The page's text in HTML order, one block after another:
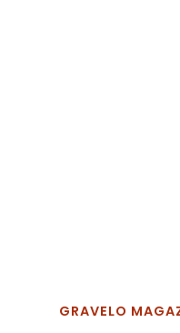
GRAVELO